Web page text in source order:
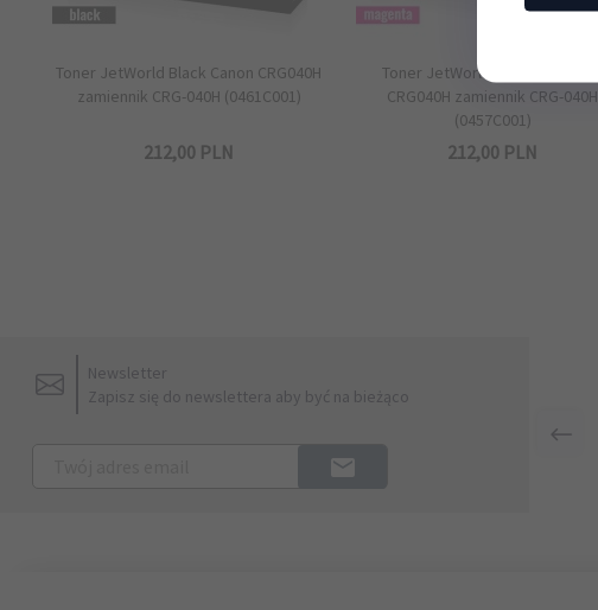
Toner JetWorld Black Canon CRG040H
zamiennik CRG-040H (0461C001)
212,00 PLN
Toner JetWorld Magenta Canon
CRG040H zamiennik CRG-040H
(0457C001)
212,00 PLN
Newsletter
Zapisz się do newslettera aby być na bieżąco